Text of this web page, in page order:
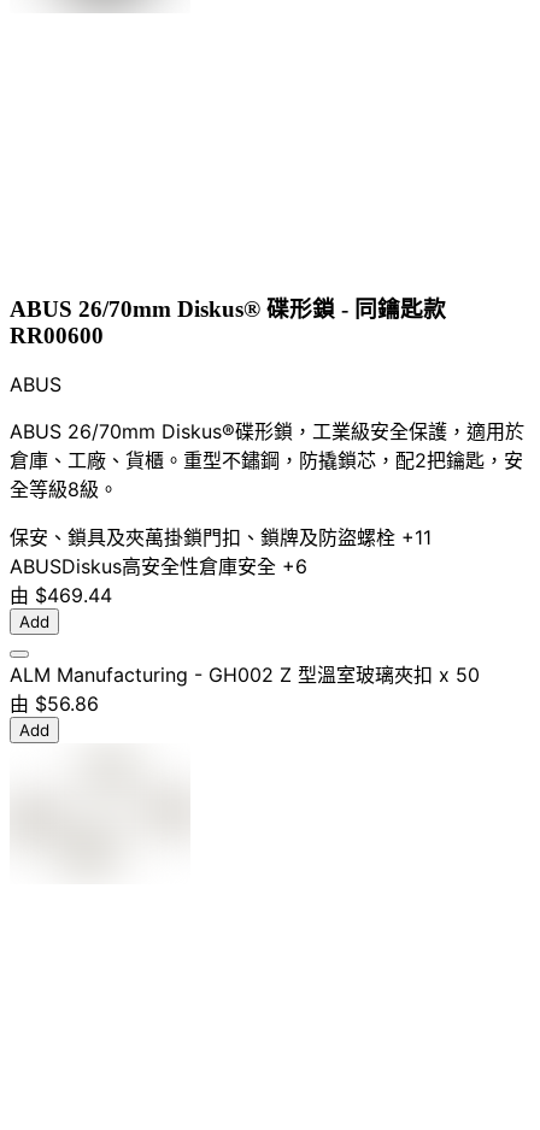
ABUS 26/70mm Diskus® 碟形鎖 - 同鑰匙款
RR00600
ABUS
ABUS 26/70mm Diskus®碟形鎖，工業級安全保護，適用於
倉庫、工廠、貨櫃。重型不鏽鋼，防撬鎖芯，配2把鑰匙，安
全等級8級。
保安、鎖具及夾萬掛鎖門扣、鎖牌及防盜螺栓 +11
ABUSDiskus高安全性倉庫安全 +6
由 $469.44
Add
ALM Manufacturing - GH002 Z 型溫室玻璃夾扣 x 50
由 $56.86
Add